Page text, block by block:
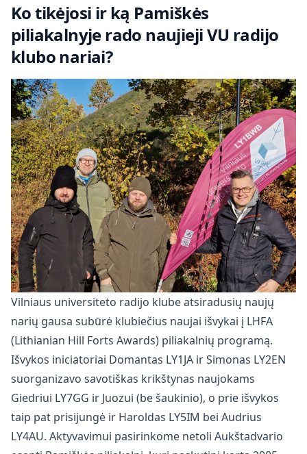
Ko tikėjosi ir ką Pamiškės
piliakalnyje rado naujieji VU radijo
klubo nariai?
Vilniaus universiteto radijo klube atsiradusių naujų
narių gausa subūrė klubiečius naujai išvykai į LHFA
(Lithianian Hill Forts Awards) piliakalnių programą.
Išvykos iniciatoriai Domantas LY1JA ir Simonas LY2EN
suorganizavo savotiškas krikštynas naujokams
Giedriui LY7GG ir Juozui (be šaukinio), o prie išvykos
taip pat prisijungė ir Haroldas LY5IM bei Audrius
LY4AU. Aktyvavimui pasirinkome netoli Aukštadvario